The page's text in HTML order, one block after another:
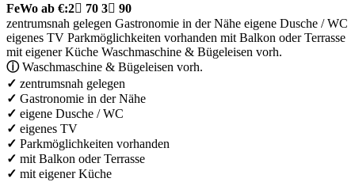
FeWo ab €:2 70 3 90
zentrumsnah gelegen Gastronomie in der Nähe eigene Dusche / WC
eigenes TV Parkmöglichkeiten vorhanden mit Balkon oder Terrasse
mit eigener Küche Waschmaschine & Bügeleisen vorh.
ⓘWaschmaschine & Bügeleisen vorh.
✓ zentrumsnah gelegen
✓ Gastronomie in der Nähe
✓ eigene Dusche / WC
✓ eigenes TV
✓ Parkmöglichkeiten vorhanden
✓ mit Balkon oder Terrasse
✓ mit eigener Küche